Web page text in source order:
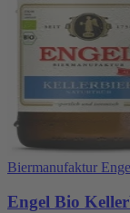
Biermanufaktur
Engel Bio